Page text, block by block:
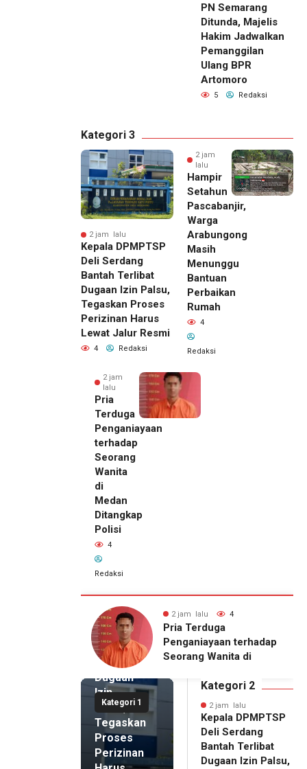
PN Semarang
Ditunda, Majelis
Hakim Jadwalkan
Pemanggilan
Ulang BPR
Artomoro
5 Redaksi
Kategori 3
2 jam lalu
Kepala DPMPTSP
Deli Serdang
Bantah Terlibat
Dugaan Izin Palsu,
Tegaskan Proses
Perizinan Harus
Lewat Jalur Resmi
4 Redaksi
2 jam
lalu
Hampir
Setahun
Pascabanjir,
Warga
Arabungong
Masih
Menunggu
Bantuan
Perbaikan
Rumah
4
Redaksi
2 jam
lalu
Pria
Terduga
Penganiayaan
terhadap
Seorang
Wanita
di
Medan
Ditangkap
Polisi
4
Redaksi
2 jam lalu 4
Pria Terduga
Penganiayaan terhadap
Seorang Wanita di
Kategori 1
2 jam lalu
Deli
Serdang
Bantah
Terlibat
Dugaan
Izin
Palsu,
Tegaskan
Proses
Perizinan
Kategori 2
2 jam lalu
Kepala DPMPTSP
Deli Serdang
Bantah Terlibat
Dugaan Izin Palsu,